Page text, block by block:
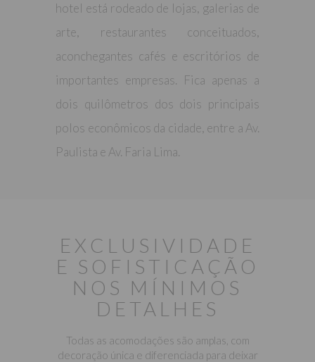
hotel está rodeado de lojas, galerias de
arte, restaurantes conceituados,
aconchegantes cafés e escritórios de
importantes empresas. Fica apenas a
dois quilômetros dos dois principais
polos econômicos da cidade, entre a Av.
Paulista e Av. Faria Lima.
EXCLUSIVIDADE
E SOFISTICAÇÃO
NOS MÍNIMOS
DETALHES
Todas as acomodações são amplas, com
decoração única e diferenciada para deixar